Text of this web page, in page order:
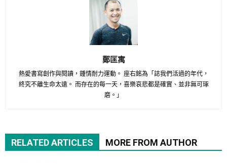
鄭匡寓
熱愛書寫創作與閱讀，鍾情耐力運動。 座右銘為「誌我們活過的年代，
終究不離生命太遠。 而存在的每一天，喜樂哀悲都是確實、並非無可琢
磨。」
RELATED ARTICLES MORE FROM AUTHOR